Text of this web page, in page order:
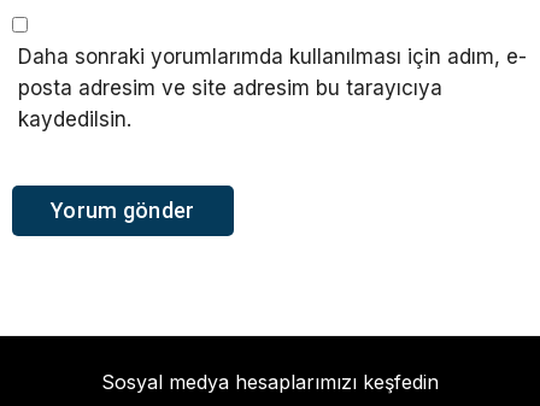
Daha sonraki yorumlarımda kullanılması için adım, e-
posta adresim ve site adresim bu tarayıcıya
kaydedilsin.
Sosyal medya hesaplarımızı keşfedin